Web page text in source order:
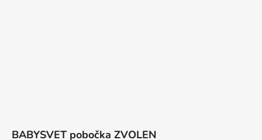
BABYSVET pobočka ZVOLEN